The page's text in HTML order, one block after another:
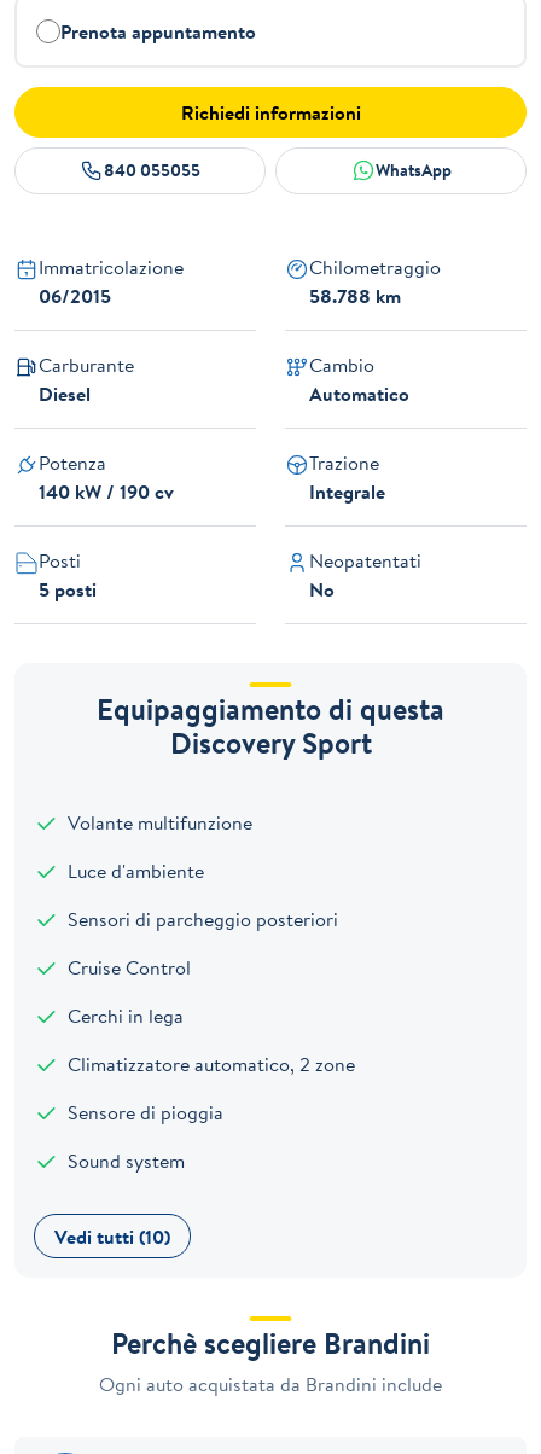
Prenota appuntamento
Richiedi informazioni
840 055055 WhatsApp
Immatricolazione
06/2015
Chilometraggio
58.788 km
Carburante
Diesel
Cambio
Automatico
Potenza
140 kW / 190 cv
Trazione
Integrale
Posti
5 posti
Neopatentati
No
Equipaggiamento di questa
Discovery Sport
Volante multifunzione
Luce d'ambiente
Sensori di parcheggio posteriori
Cruise Control
Cerchi in lega
Climatizzatore automatico, 2 zone
Sensore di pioggia
Sound system
Vedi tutti (10)
Perchè scegliere Brandini
Ogni auto acquistata da Brandini include